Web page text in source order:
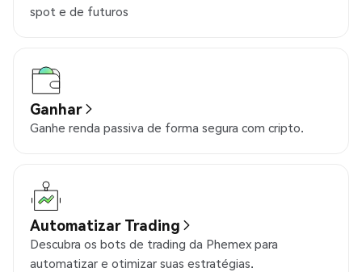
spot e de futuros
Ganhar
Ganhe renda passiva de forma segura com cripto.
Automatizar Trading
Descubra os bots de trading da Phemex para
automatizar e otimizar suas estratégias.